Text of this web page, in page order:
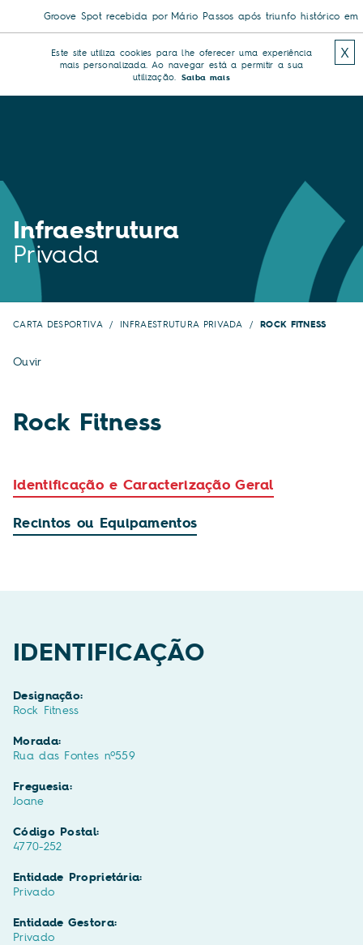
Groove Spot recebida por Mário Passos após triunfo histórico em
Este site utiliza cookies para lhe oferecer uma experiência
mais personalizada. Ao navegar está a permitir a sua
utilização. Saiba mais
X
Infraestrutura
Privada
CARTA DESPORTIVA INFRAESTRUTURA PRIVADA ROCK FITNESS
Ouvir
Rock Fitness
Identificação e Caracterização Geral
Recintos ou Equipamentos
IDENTIFICAÇÃO
Designação:
Rock Fitness
Morada:
Rua das Fontes nº559
Freguesia:
Joane
Código Postal:
4770-252
Entidade Proprietária:
Privado
Entidade Gestora:
Privado